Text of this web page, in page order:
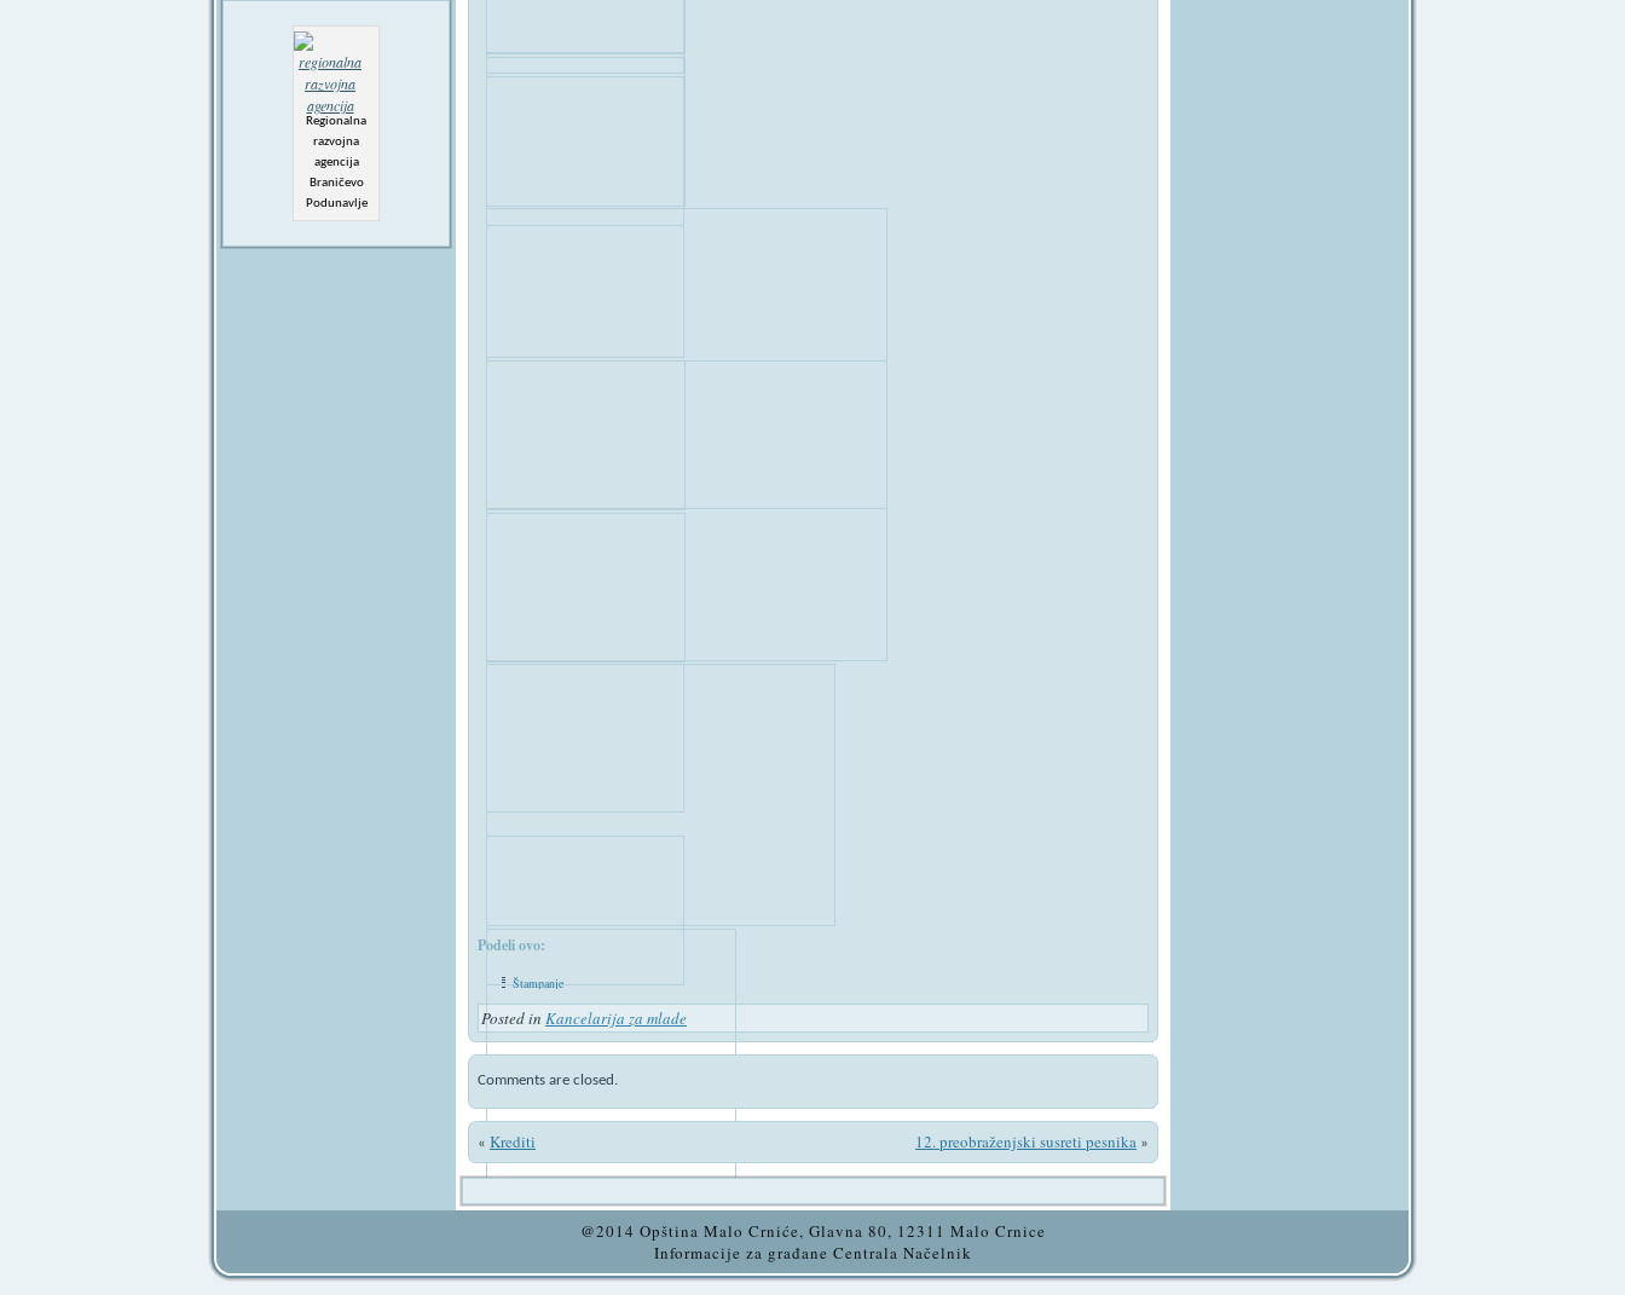
Regionalna
razvojna
agencija
Braničevo
Podunavlje
Podeli ovo:
Štampanje
Posted in Kancelarija za mlade
Comments are closed.
« Krediti 12. preobraženjski susreti pesnika »
@2014 Opština Malo Crniće, Glavna 80, 12311 Malo Crnice
Informacije za građane Centrala Načelnik